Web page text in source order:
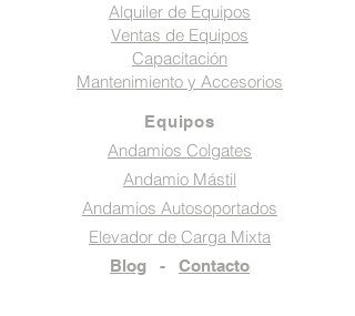
Alquiler de Equipos
Ventas de Equipos
Capacitación
Mantenimiento y Accesorios
Equipos
Andamios Colgates
Andamio Mástil
Andamios Autosoportados
Elevador de Carga Mixta
Blog - Contacto